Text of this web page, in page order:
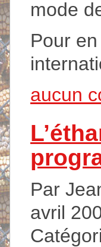
mode
Pour
aucun
Par
avril